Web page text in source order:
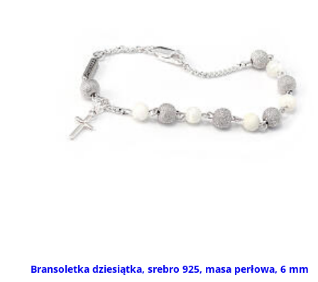
Bransoletka dziesiątka, srebro 925, masa perłowa, 6 mm